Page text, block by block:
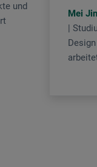
und
Mei
|